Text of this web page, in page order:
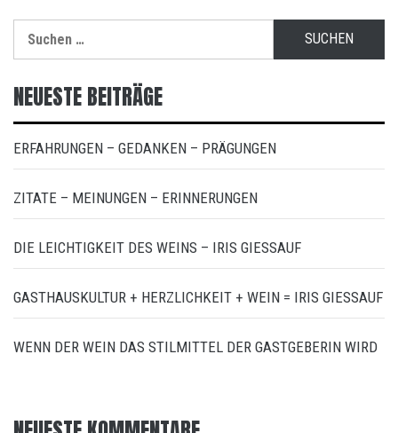
nach:
NEUESTE BEITRÄGE
ERFAHRUNGEN – GEDANKEN – PRÄGUNGEN
ZITATE – MEINUNGEN – ERINNERUNGEN
DIE LEICHTIGKEIT DES WEINS – IRIS GIESSAUF
GASTHAUSKULTUR + HERZLICHKEIT + WEIN = IRIS GIESSAUF
WENN DER WEIN DAS STILMITTEL DER GASTGEBERIN WIRD